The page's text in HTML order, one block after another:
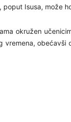
poput Isusa, može
okružen
obećavši